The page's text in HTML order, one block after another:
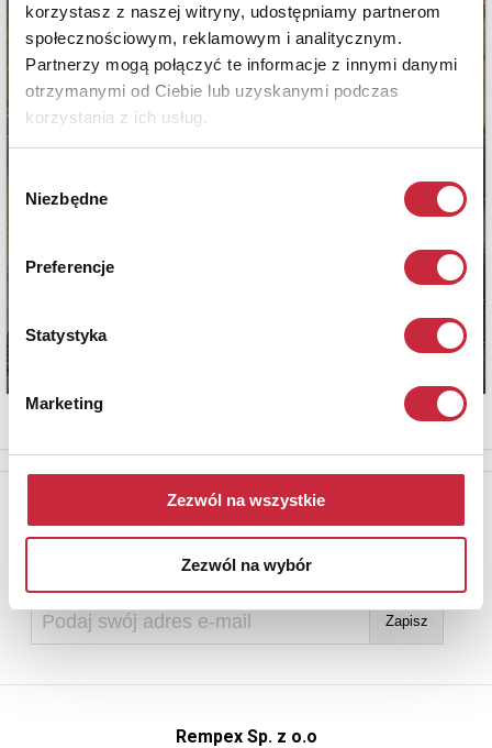
korzystasz z naszej witryny, udostępniamy partnerom
społecznościowym, reklamowym i analitycznym.
Partnerzy mogą połączyć te informacje z innymi danymi
otrzymanymi od Ciebie lub uzyskanymi podczas
korzystania z ich usług.
Wybór
zgody
Niezbędne
Preferencje
Statystyka
Marketing
Zezwól na wszystkie
Zezwól na wybór
Newsletter
Aby otrzymywać informacje o nowych aukcjach, prosimy podać
adres e-mail
Rempex Sp. z o.o